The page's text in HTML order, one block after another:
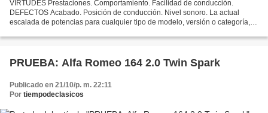
VIRTUDES Prestaciones. Comportamiento. Facilidad de conducción.
DEFECTOS Acabado. Posición de conducción. Nivel sonoro. La actual
escalada de potencias para cualquier tipo de modelo, versión o categoría,
PRUEBA: Alfa Romeo 164 2.0 Twin Spark
Publicado en 21/10/p. m. 22:11
Por tiempodeclasicos